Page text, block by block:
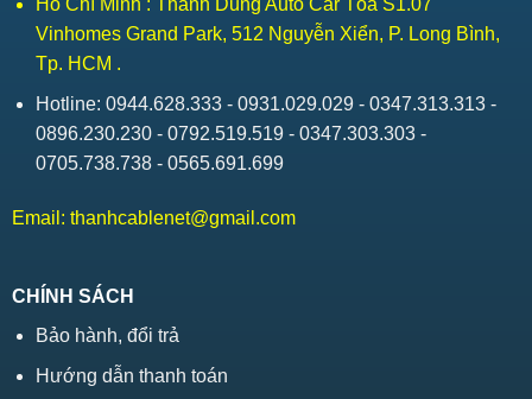
Vinhomes Grand Park, 512 Nguyễn Xiển, P. Long Bình,
Tp. HCM .
Hotline: 0944.628.333 - 0931.029.029 - 0347.313.313 -
0896.230.230 - 0792.519.519 - 0347.303.303 -
0705.738.738 - 0565.691.699
Email: thanhcablenet@gmail.com
CHÍNH SÁCH
Bảo hành, đổi trả
Hướng dẫn thanh toán